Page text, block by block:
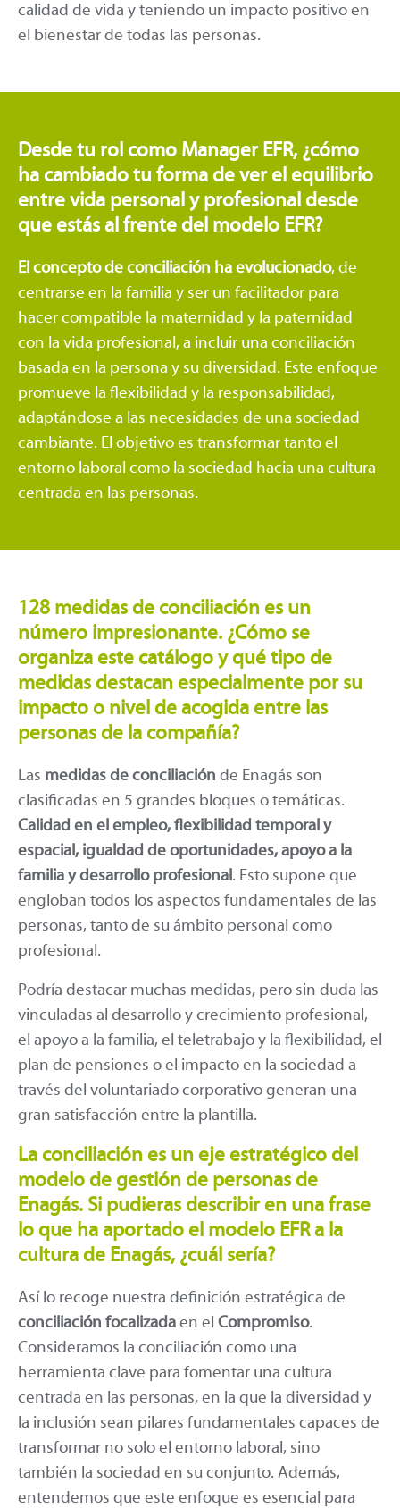
calidad de vida y teniendo un impacto positivo en
el bienestar de todas las personas.
Desde tu rol como Manager EFR, ¿cómo
ha cambiado tu forma de ver el equilibrio
entre vida personal y profesional desde
que estás al frente del modelo EFR?
El concepto de conciliación ha evolucionado, de
centrarse en la familia y ser un facilitador para
hacer compatible la maternidad y la paternidad
con la vida profesional, a incluir una conciliación
basada en la persona y su diversidad. Este enfoque
promueve la flexibilidad y la responsabilidad,
adaptándose a las necesidades de una sociedad
cambiante. El objetivo es transformar tanto el
entorno laboral como la sociedad hacia una cultura
centrada en las personas.
128 medidas de conciliación es un
número impresionante. ¿Cómo se
organiza este catálogo y qué tipo de
medidas destacan especialmente por su
impacto o nivel de acogida entre las
personas de la compañía?
Las medidas de conciliación de Enagás son
clasificadas en 5 grandes bloques o temáticas.
Calidad en el empleo, flexibilidad temporal y
espacial, igualdad de oportunidades, apoyo a la
familia y desarrollo profesional. Esto supone que
engloban todos los aspectos fundamentales de las
personas, tanto de su ámbito personal como
profesional.
Podría destacar muchas medidas, pero sin duda las
vinculadas al desarrollo y crecimiento profesional,
el apoyo a la familia, el teletrabajo y la flexibilidad, el
plan de pensiones o el impacto en la sociedad a
través del voluntariado corporativo generan una
gran satisfacción entre la plantilla.
La conciliación es un eje estratégico del
modelo de gestión de personas de
Enagás. Si pudieras describir en una frase
lo que ha aportado el modelo EFR a la
cultura de Enagás, ¿cuál sería?
Así lo recoge nuestra definición estratégica de
conciliación focalizadaen el Compromiso.
Consideramos la conciliación como una
herramienta clave para fomentar una cultura
centrada en las personas, en la que la diversidad y
la inclusión sean pilares fundamentales capaces de
transformar no solo el entorno laboral, sino
también la sociedad en su conjunto. Además,
entendemos que este enfoque es esencial para